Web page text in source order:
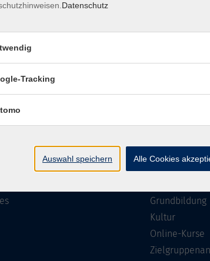
Reihen
Grundbildung
Kultur
Online-Kurse
Datenschutz
Tracking
Auswahl speichern Alle Cookies